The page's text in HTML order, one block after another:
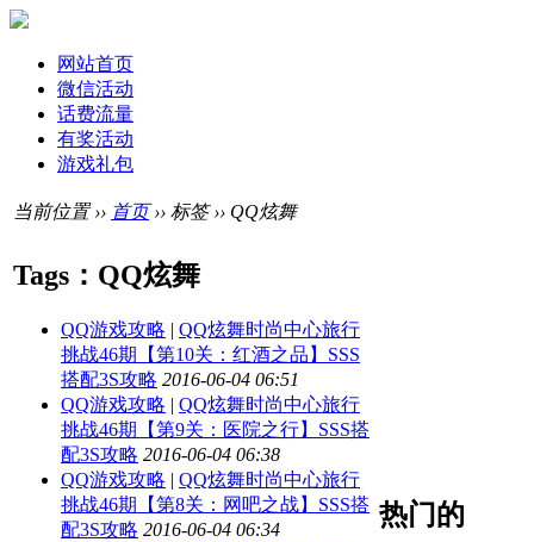
网站首页
微信活动
话费流量
有奖活动
游戏礼包
当前位置 ›› 首页›› 标签 ›› QQ炫舞
Tags：QQ炫舞
QQ游戏攻略 | QQ炫舞时尚中心旅行
挑战46期【第10关：红酒之品】SSS
搭配3S攻略 2016-06-04 06:51
QQ游戏攻略 | QQ炫舞时尚中心旅行
挑战46期【第9关：医院之行】SSS搭
配3S攻略 2016-06-04 06:38
QQ游戏攻略 | QQ炫舞时尚中心旅行
挑战46期【第8关：网吧之战】SSS搭
配3S攻略 2016-06-04 06:34
热门的